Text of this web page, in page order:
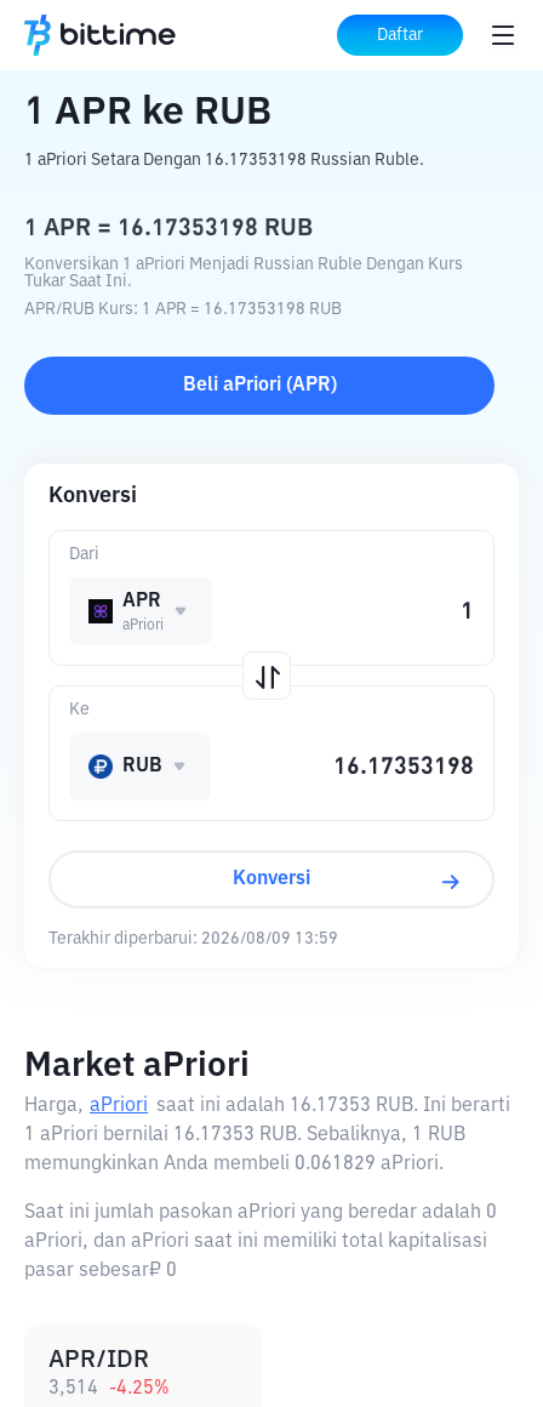
Daftar
Beranda Konverter Kripto ke RUB
1 APR ke RUB
1 aPriori Setara Dengan 16.17353198 Russian Ruble.
1 APR = 16.17353198 RUB
Konversikan 1 aPriori Menjadi Russian Ruble Dengan Kurs
Tukar Saat Ini.
APR/RUB Kurs: 1 APR = 16.17353198 RUB
Beli aPriori(APR)
Konversi
Dari
APR
aPriori
Ke
RUB
Konversi
Terakhir diperbarui: 2026/08/09 13:59
Market aPriori
Harga, aPriori saat ini adalah 16.17353 RUB. Ini berarti
1 aPriori bernilai 16.17353 RUB. Sebaliknya, 1 RUB
memungkinkan Anda membeli 0.061829 aPriori.
Saat ini jumlah pasokan aPriori yang beredar adalah 0
aPriori, dan aPriori saat ini memiliki total kapitalisasi
pasar sebesar₽ 0
APR/IDR
3,514 -4.25%